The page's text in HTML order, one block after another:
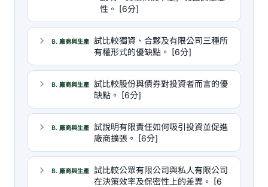
性。 [6分]
B. 廠商與生產
試比較獨資、合夥及有限公司三種所
有權形式的優缺點。 [6分]
B. 廠商與生產
試比較股份與債券對投資者而言的優
缺點。 [6分]
B. 廠商與生產
試說明有限責任如何吸引投資並促進
廠商擴張。 [6分]
B. 廠商與生產
試比較公眾有限公司與私人有限公司
在決策效率及保密性上的差異。 [6